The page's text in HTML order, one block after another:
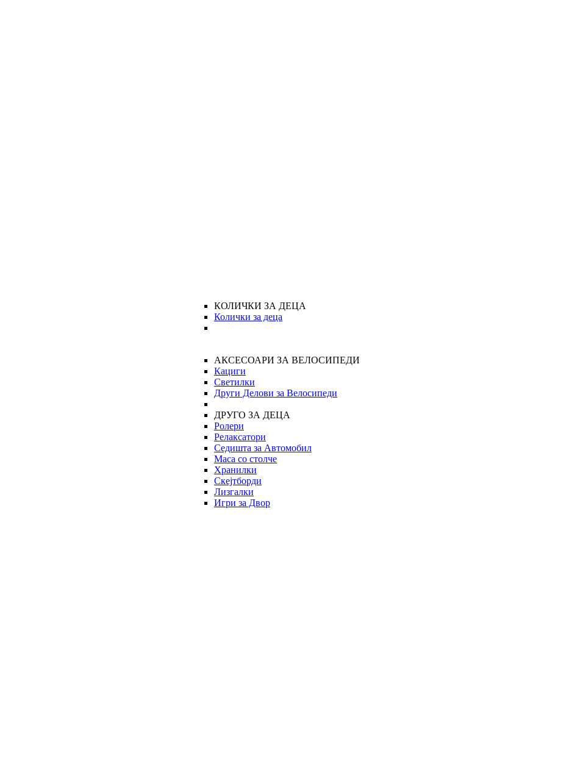
КОЛИЧКИ ЗА ДЕЦА
Колички за деца
АКСЕСОАРИ ЗА ВЕЛОСИПЕДИ
Кациги
Светилки
Други Делови за Велосипеди
ДРУГО ЗА ДЕЦА
Ролери
Релаксатори
Седишта за Автомобил
Маса со столче
Хранилки
Скејтборди
Лизгалки
Игри за Двор